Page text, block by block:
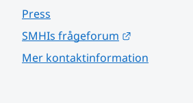
Press
SMHIs frågeforum
Mer kontaktinformation